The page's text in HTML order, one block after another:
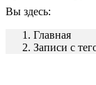
Вы здесь:
Главная
Записи с